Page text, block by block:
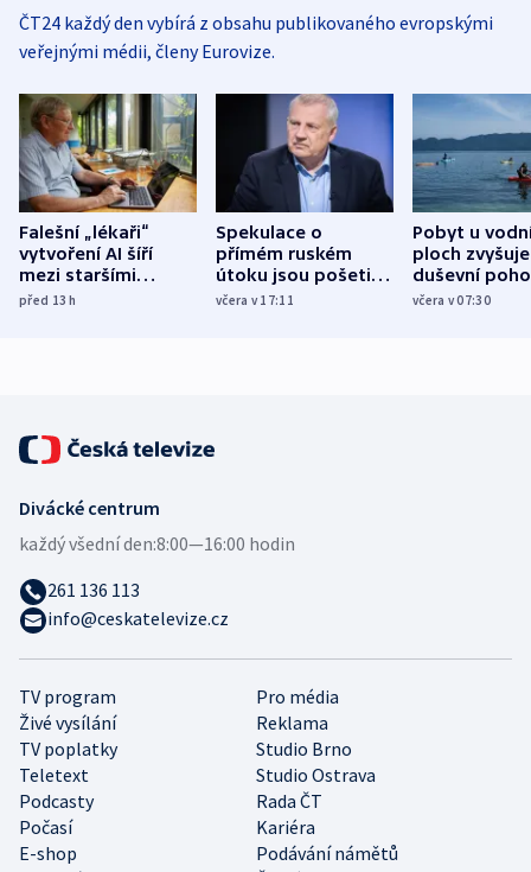
ČT24 každý den vybírá z obsahu publikovaného evropskými
veřejnými médii, členy Eurovize.
Falešní „lékaři“
vytvoření AI šíří
mezi staršími
Poláky nebezpečné
před 13h
Spekulace o
přímém ruském
útoku jsou pošetilé,
míní estonský
včera v 17:11
Pobyt u
ploch zvyšuje
duševní
ukázala
včera v 07:30
TV program
Pro média
Živé vysílání
Reklama
TV poplatky
Studio Brno
Teletext
Studio Ostrava
Podcasty
Rada ČT
Počasí
Kariéra
E-shop
Podávání námětů
Divácké centrum
každý všední den:8:00—16:00 hodin
261 136 113
info@ceskatelevize.cz